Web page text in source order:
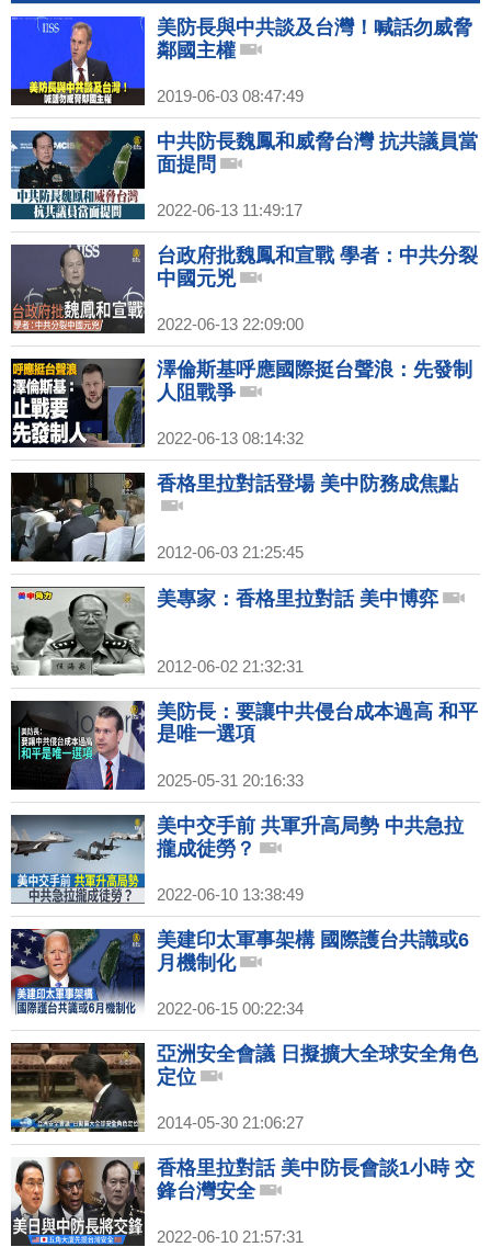
美防長與中共談及台灣！喊話勿威脅
鄰國主權
2019-06-03 08:47:49
中共防長魏鳳和威脅台灣 抗共議員當
面提問
2022-06-13 11:49:17
台政府批魏鳳和宣戰 學者：中共分裂
中國元兇
2022-06-13 22:09:00
澤倫斯基呼應國際挺台聲浪：先發制
人阻戰爭
2022-06-13 08:14:32
香格里拉對話登場 美中防務成焦點
2012-06-03 21:25:45
美專家：香格里拉對話 美中博弈
2012-06-02 21:32:31
美防長：要讓中共侵台成本過高 和平
是唯一選項
2025-05-31 20:16:33
美中交手前 共軍升高局勢 中共急拉
攏成徒勞？
2022-06-10 13:38:49
美建印太軍事架構 國際護台共識或6
月機制化
2022-06-15 00:22:34
亞洲安全會議 日擬擴大全球安全角色
定位
2014-05-30 21:06:27
香格里拉對話 美中防長會談1小時 交
鋒台灣安全
2022-06-10 21:57:31